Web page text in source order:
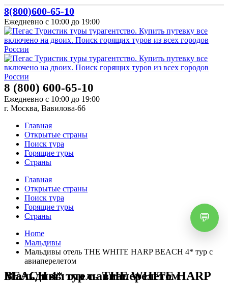
8(800)600-65-10
Ежедневно с 10:00 до 19:00
8 (800) 600-65-10
Ежедневно с 10:00 до 19:00
г. Москва, Вавилова-66
Главная
Открытые страны
Поиск тура
Горящие туры
Страны
Главная
Открытые страны
Поиск тура
Горящие туры
Страны
Home
Мальдивы
Мальдивы отель THE WHITE HARP BEACH 4* тур с
авиаперелетом
Мальдивы отель THE WHITE HARP BEACH 4* тур с авиаперелетом